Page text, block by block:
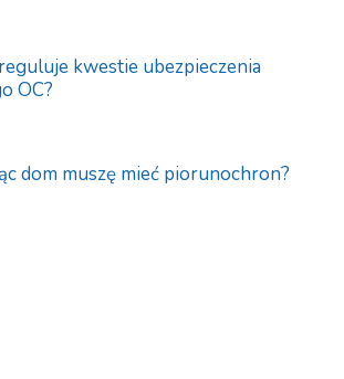
kwestie ubezpieczenia
OC?
dom muszę mieć piorunochron?